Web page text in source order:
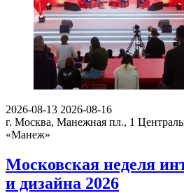
2026-08-13 2026-08-16
г. Москва, Манежная пл., 1
«Манеж»
Московская неделя
и дизайна 2026